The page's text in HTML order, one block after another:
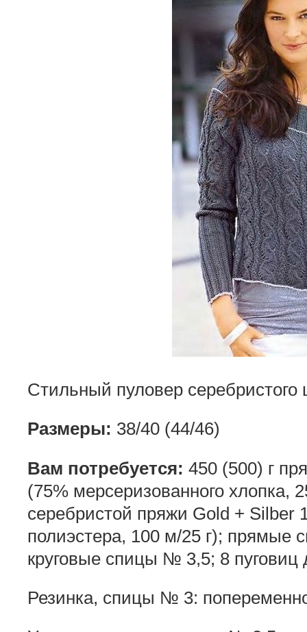
Стильный пуловер
Размеры: 38/40 (44/46)
Вам потребуется: 450 (500) г
(75% мерсеризованного хлопка,
серебристой пряжи Gold + Silber
полиэстера, 100 м/25 г);
круговые спицы № 3,5; 8
Резинка, спицы № 3: